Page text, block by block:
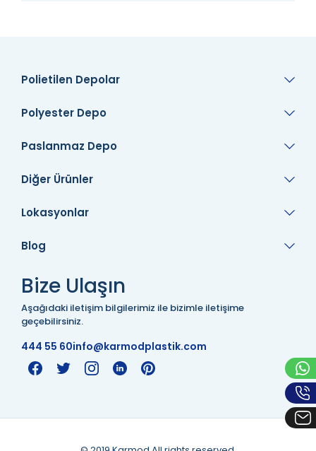
Polietilen Depolar
Polyester Depo
Paslanmaz Depo
Diğer Ürünler
Lokasyonlar
Bize Ulaşın
Aşağıdaki iletişim bilgilerimiz ile bizimle iletişime
geçebilirsiniz.
444 55 60info@karmodplastik.com
Blog